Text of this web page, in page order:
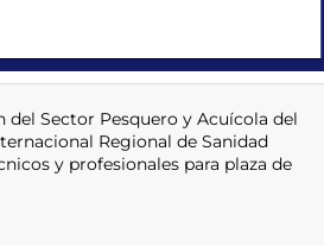
del Sector Pesquero y Acuícola del
Regional de Sanidad
y profesionales para plaza de